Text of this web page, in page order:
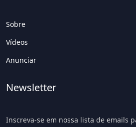
Sobre
Vídeos
Anunciar
Newsletter
Inscreva-se em nossa lista de emails